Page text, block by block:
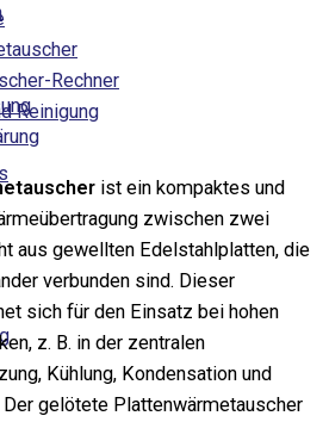
Rechner
Reinigung
ist ein kompaktes und
zwischen zwei
aus gewellten Edelstahlplatten, die
verbunden sind. Dieser
sich für den Einsatz bei hohen
z. B. in der zentralen
Kühlung, Kondensation und
gelötete Plattenwärmetauscher